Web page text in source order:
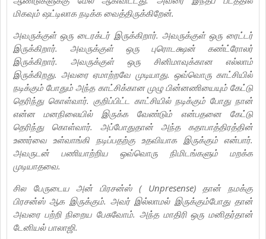
மிகவும் ஷட்டிலாக நடிக்க வைத்திருக்கிறேன்.
அவருக்குள் ஒரு டைரக்டர் இருக்கிறார். அவருக்குள் ஒரு ரைட்டர்
இருக்கிறார். அவருக்குள் ஒரு புரொடக்ஷன் கண்ட்ரோலர்
இருக்கிறார். அவருக்குள் ஒரு சினிமாவுக்கான எல்லாம்
இருக்கிறது. அவரை ஏமாற்றவே முடியாது. ஒவ்வொரு காட்சியில்
நடிக்கும் போதும் அந்த காட்சிக்கான முழு பின்னணியையும் கேட்டு
தெரிந்து கொள்வார். குறிப்பிட்ட காட்சியில் நடிக்கும் போது நான்
என்ன மனநிலையில் இருக்க வேண்டும் என்பதனை கேட்டு
தெரிந்து கொள்வார். அப்போதுதான் அந்த கதாபாத்திரத்தின்
உணர்வை உள்வாங்கி நடிப்பதற்கு உதவியாக இருக்கும் என்பார்.
அவருடன் பணியாற்றிய ஒவ்வொரு நிமிடங்களும் மறக்க
முடியாதவை.
சில பேருடைய அன் பிரசன்ஸ் ( Unpresense) தான் நமக்கு
பிரசன்ஸ் ஆக இருக்கும். அவர் இல்லாமல் இருக்கும்போது தான்
அவரை பற்றி நிறைய பேசுவோம். அந்த மாதிரி ஒரு மனிதர்தான்
டேனியல் பாலாஜி.